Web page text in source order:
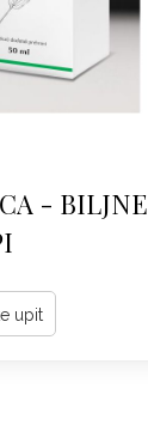
- BILJNE
upit